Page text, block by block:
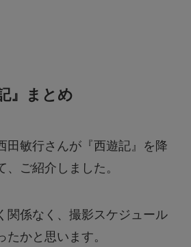
』まとめ
田敏行さんが『西遊記』を降
ご紹介しました。
関係なく、撮影スケジュール
かと思います。